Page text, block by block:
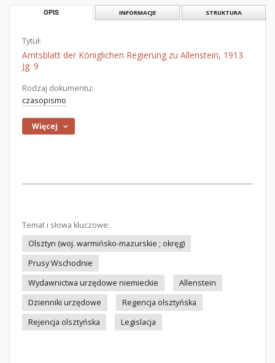
OPIS INFORMACJE STRUKTURA
Tytuł:
Amtsblatt der Königlichen Regierung zu Allenstein, 1913
Jg. 9
Rodzaj dokumentu:
czasopismo
Więcej
Temat i słowa kluczowe:
Olsztyn (woj. warmińsko-mazurskie ; okręg)
Prusy Wschodnie
Wydawnictwa urzędowe niemieckie
Allenstein
Dzienniki urzędowe
Regencja olsztyńska
Rejencja olsztyńska
Legislacja